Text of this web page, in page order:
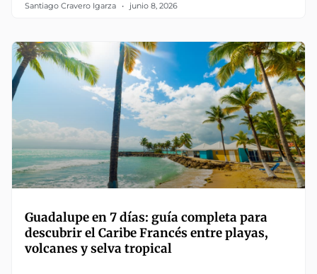
Santiago Cravero Igarza junio 8, 2026
Guadalupe en 7 días: guía completa para
descubrir el Caribe Francés entre playas,
volcanes y selva tropical